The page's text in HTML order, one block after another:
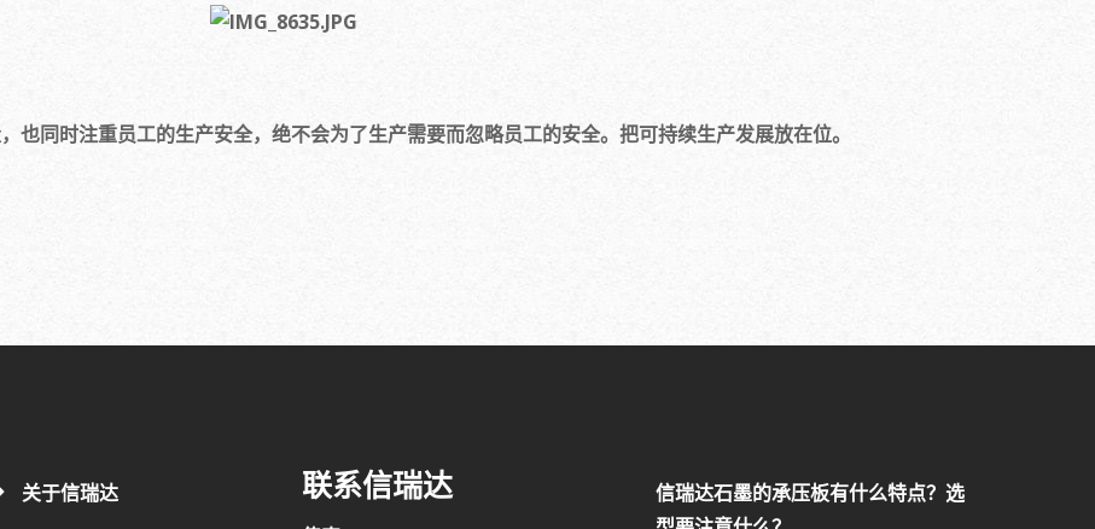
也同时注重员工的生产安全，绝不会为了生产需要而忽略员工的安全。把可持续生产发展放在位。
关于信瑞达
联系信瑞达
信瑞达石墨的承压板有什么特点？选